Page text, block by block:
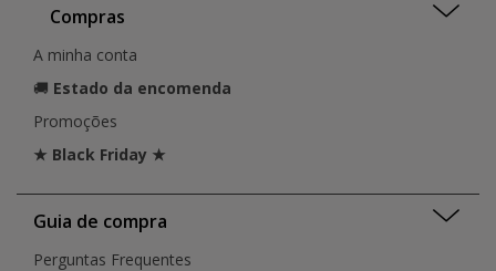
Compras
A minha conta
🚚 Estado da encomenda
Promoções
★ Black Friday ★
Guia de compra
Perguntas Frequentes